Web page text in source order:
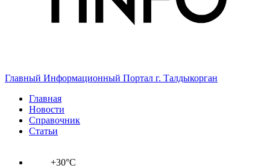
Главный Информационный Портал г. Талдыкорган
Главная
Новости
Справочник
Статьи
+30°C